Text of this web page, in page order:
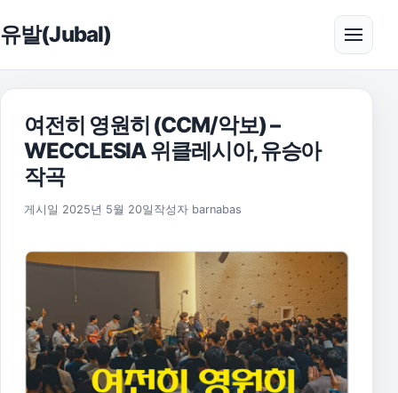
유발(Jubal) 메뉴
여전히 영원히 (CCM/악보) –
WECCLESIA 위클레시아, 유승아
작곡
게시일 2025년 5월 20일 2025년 11월 17일
작성자 barnabas